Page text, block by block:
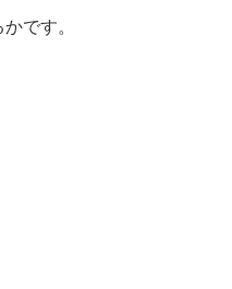
です。